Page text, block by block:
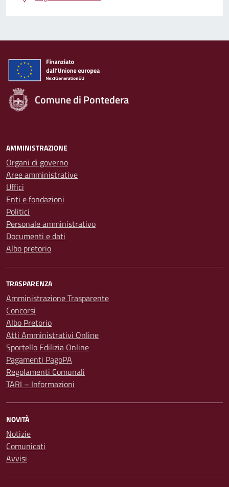
Comune di Pontedera
AMMINISTRAZIONE
Organi di governo
Aree amministrative
Uffici
Enti e fondazioni
Politici
Personale amministrativo
Documenti e dati
Albo pretorio
TRASPARENZA
Amministrazione Trasparente
Concorsi
Albo Pretorio
Atti Amministrativi Online
Sportello Edilizia Online
Pagamenti PagoPA
Regolamenti Comunali
TARI – Informazioni
NOVITÀ
Notizie
Comunicati
Avvisi